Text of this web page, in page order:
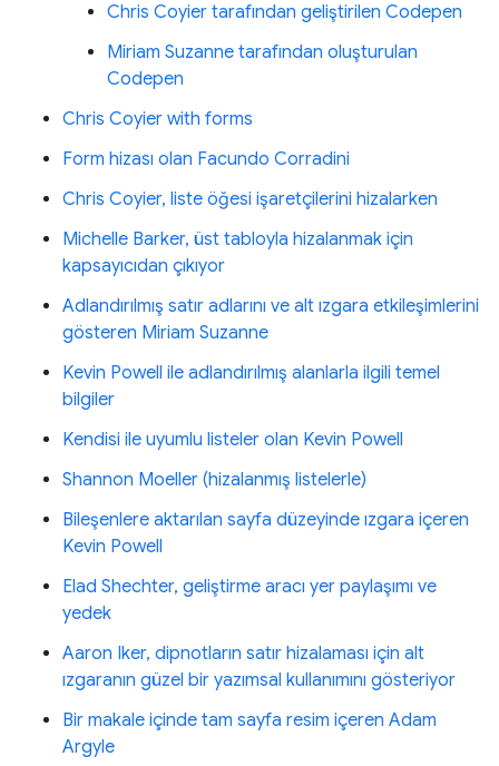
Chris Coyier tarafından geliştirilen Codepen
Miriam Suzanne tarafından oluşturulan
Codepen
Chris Coyier with forms
Form hizası olan Facundo Corradini
Chris Coyier, liste öğesi işaretçilerini hizalarken
Michelle Barker, üst tabloyla hizalanmak için
kapsayıcıdan çıkıyor
Adlandırılmış satır adlarını ve alt ızgara etkileşimlerini
gösteren Miriam Suzanne
Kevin Powell ile adlandırılmış alanlarla ilgili temel
bilgiler
Kendisi ile uyumlu listeler olan Kevin Powell
Shannon Moeller (hizalanmış listelerle)
Bileşenlere aktarılan sayfa düzeyinde ızgara içeren
Kevin Powell
Elad Shechter, geliştirme aracı yer paylaşımı ve
yedek
Aaron Iker, dipnotların satır hizalaması için alt
ızgaranın güzel bir yazımsal kullanımını gösteriyor
Bir makale içinde tam sayfa resim içeren Adam
Argyle